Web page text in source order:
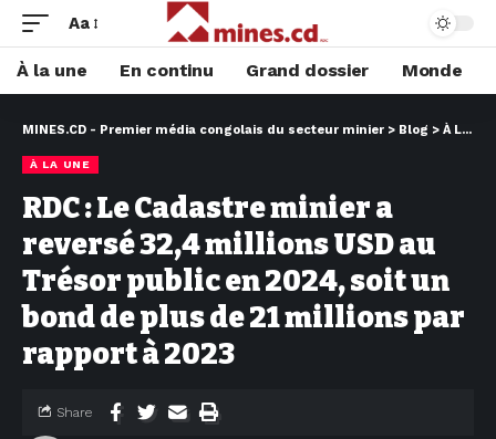
Aa
À la une En continu Grand dossier Monde
MINES.CD - Premier média congolais du secteur minier > Blog > À LA UNE
À LA UNE
RDC : Le Cadastre minier a
reversé 32,4 millions USD au
Trésor public en 2024, soit un
bond de plus de 21 millions par
rapport à 2023
Share